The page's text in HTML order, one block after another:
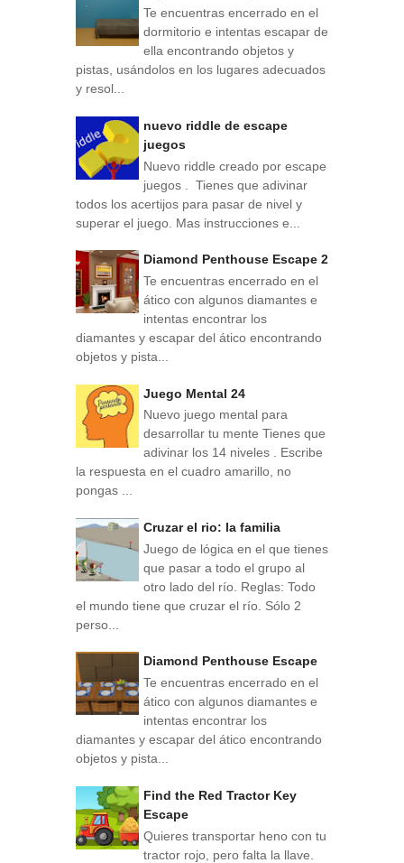
Te encuentras encerrado en el
dormitorio e intentas escapar de
ella encontrando objetos y
pistas, usándolos en los lugares adecuados
y resol...
nuevo riddle de escape
juegos
Nuevo riddle creado por escape
juegos . Tienes que adivinar
todos los acertijos para pasar de nivel y
superar el juego. Mas instrucciones e...
Diamond Penthouse Escape 2
Te encuentras encerrado en el
ático con algunos diamantes e
intentas encontrar los
diamantes y escapar del ático encontrando
objetos y pista...
Juego Mental 24
Nuevo juego mental para
desarrollar tu mente Tienes que
adivinar los 14 niveles . Escribe
la respuesta en el cuadro amarillo, no
pongas ...
Cruzar el rio: la familia
Juego de lógica en el que tienes
que pasar a todo el grupo al
otro lado del río. Reglas: Todo
el mundo tiene que cruzar el río. Sólo 2
perso...
Diamond Penthouse Escape
Te encuentras encerrado en el
ático con algunos diamantes e
intentas encontrar los
diamantes y escapar del ático encontrando
objetos y pista...
Find the Red Tractor Key
Escape
Quieres transportar heno con tu
tractor rojo, pero falta la llave.